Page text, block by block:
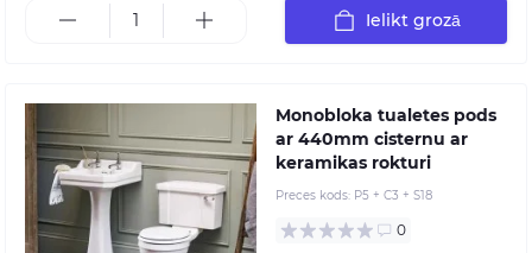
Ielikt grozā
Monobloka tualetes pods
ar 440mm cisternu ar
keramikas rokturi
Preces kods: P5 + C3 + S18
0